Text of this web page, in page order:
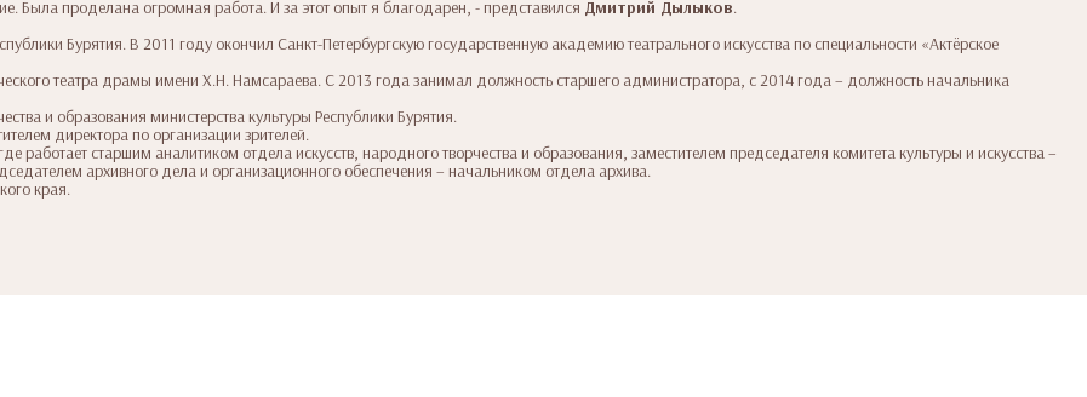
Была проделана огромная работа. И за этот опыт я благодарен, - представился Дмитрий Дылыков.
Бурятия. В 2011 году окончил Санкт-Петербургскую государственную академию театрального искусства по специальности «Актёрское
театра драмы имени Х.Н. Намсараева. С 2013 года занимал должность старшего администратора, с 2014 года – должность начальника
и образования министерства культуры Республики Бурятия.
директора по организации зрителей.
работает старшим аналитиком отдела искусств, народного творчества и образования, заместителем председателя комитета культуры и искусства –
архивного дела и организационного обеспечения – начальником отдела архива.
края.